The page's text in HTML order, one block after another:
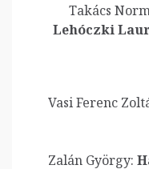
Takács
Lehóczki
Vasi Ferenc
Zalán György: